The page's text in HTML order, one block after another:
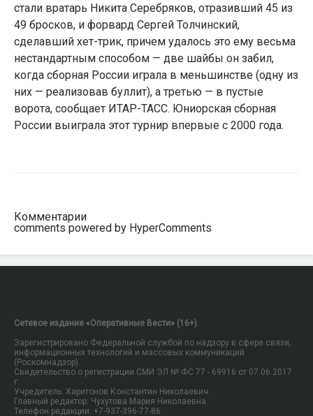
стали вратарь Никита Серебряков, отразивший 45 из
49 бросков, и форвард Сергей Толчинский,
сделавший хет-трик, причем удалось это ему весьма
нестандартным способом — две шайбы он забил,
когда сборная России играла в меньшинстве (одну из
них — реализовав буллит), а третью — в пустые
ворота, сообщает ИТАР-ТАСС. Юниорская сборная
России выиграла этот турнир впервые с 2000 года.
Комментарии
comments powered by HyperComments
Сетевое издание «Оперативные Вести» (16+).
Зарегистрировано Федеральной службой по надзору в сфере связи,
информационных технологий и массовых коммуникаций
(Роскомнадзор).
Свидетельство о регистрации СМИ ЭЛ № ФС 77 - 69916 от 07.06.2017
г.
Учредитель: Харитонов Константин Николаевич.
Главный редактор: Чухутова Мария Николаевна.
Телефон редакции: +7-937-396-77-86